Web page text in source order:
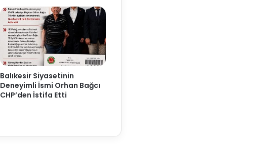
Balıkesir Siyasetinin
Deneyimli İsmi Orhan Bağcı
CHP’den İstifa Etti